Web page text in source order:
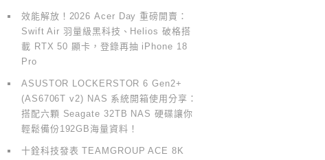
效能解放！2026 Acer Day 重磅開賣：
Swift Air 羽量級黑科技、Helios 破格搭
載 RTX 50 顯卡，登錄再抽 iPhone 18
Pro
ASUSTOR LOCKERSTOR 6 Gen2+
(AS6706T v2) NAS 系統開箱使用分享：
搭配六顆 Seagate 32TB NAS 硬碟讓你
輕鬆備份192GB海量資料！
十銓科技發表 TEAMGROUP ACE 8K